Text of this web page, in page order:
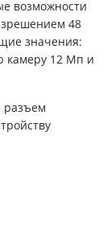
возможности
48
значения:
камеру 12 Мп и
разъем